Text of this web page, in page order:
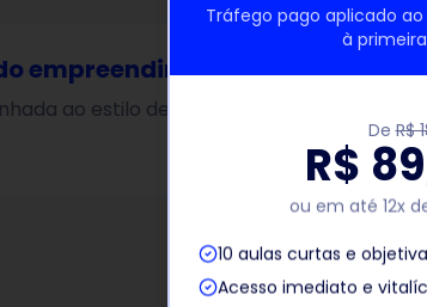
empreendimento
ao estilo de vida do produto.
Tráfego pago aplicado
à
DeR$
R$
ou em até 12x
10 aulas curtas e
Acesso imediato e